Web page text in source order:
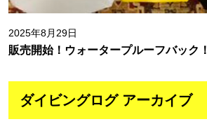
2025年8月29日
販売開始！ウォータープルーフバック！
ダイビングログ アーカイブ